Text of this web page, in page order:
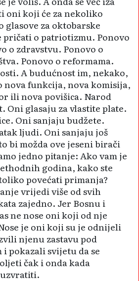
oni koji će za nekoliko
glasove za oktobarske
pričati o patriotizmu. Ponovo
o zdravstvu. Ponovo o
Ponovo o reformama.
A budućnost im, nekako,
nova funkcija, nova komisija,
ili nova povišica. Narod
Oni glasaju za vlastite plate.
Oni sanjaju budžete.
ljudi. Oni sanjaju još
bi možda ove jeseni birači
jedno pitanje: Ako vam je
godina, kako ste
povećati primanja?
vrijedi više od svih
zajedno. Jer Bosnu i
ne nose oni koji od nje
je oni koji su je odnijeli
njenu zastavu pod
pokazali svijetu da se
čak i onda kada